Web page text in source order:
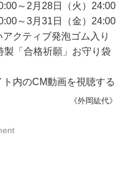
～2月28日（火）24:00
～3月31日（金）24:00
クティブ発泡ゴム入り
「合格祈願」お守り袋
内のCM動画を視聴する
《外岡紘代》